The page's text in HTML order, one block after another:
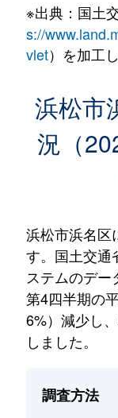
※出典：国土
s://
vlet）を加工
浜松市
況（
浜松市浜名区
す。国土交通
ステムのデー
第4四半期の
6%）減少し
しました。
調査方法